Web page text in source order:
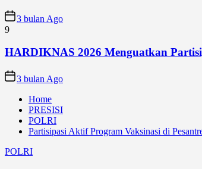
3 bulan Ago
9
HARDIKNAS 2026 Menguatkan
3 bulan Ago
Home
PRESISI
POLRI
Partisipasi Aktif Program Vaksinasi di
POLRI